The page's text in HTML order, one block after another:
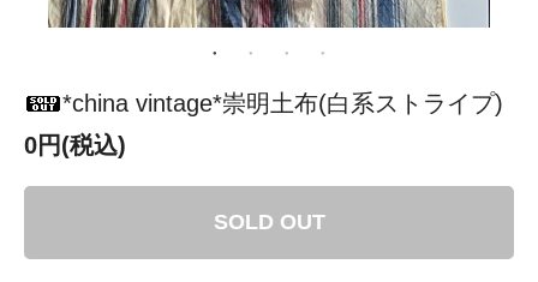
*china vintage*崇明土布(白系ストライプ)
0円(税込)
SOLD OUT